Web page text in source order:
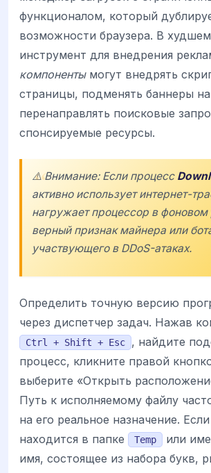
функционалом, который
возможности браузера. В
инструмент для внедрения
компонентымогут внедрять
страницы, подменять баннеры
перенаправлять поисковые
спонсируемые ресурсы.
⚠️ Внимание: Если процесс
активно использует интернет-
нагружает процессор в
верный признак майнера или
участвующего в DDoS-атаках.
Определить точную версию
через диспетчер задач. Нажав
Ctrl + Shift + Esc
, найдите
процесс, кликните правой
выберите «Открыть
Путь к исполняемому файлу
на его реальное назначение.
находится в папке
Temp
или
имя, состоящее из набора букв,